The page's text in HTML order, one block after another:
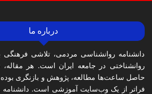
درباره ما
دانشنامه روانشناسی مردمی، تلاشی
روانشناختی در جامعه ایران است. هر
حاصل ساعت‌ها مطالعه، پژوهش و بازنگری
فراتر از یک وب‌سایت آموزشی است.